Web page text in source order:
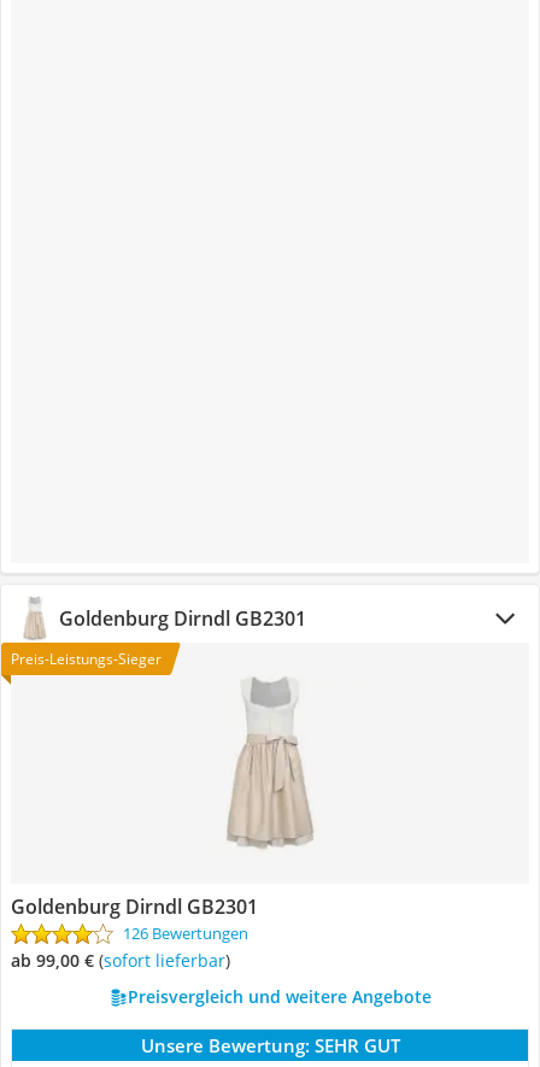
Goldenburg Dirndl GB2301
Preis-Leistungs-Sieger
Goldenburg Dirndl GB2301
126 Bewertungen
ab 99,00 € ( Sofort lieferbar)
Preisvergleich und weitere Angebote
Unsere Bewertung: SEHR GUT